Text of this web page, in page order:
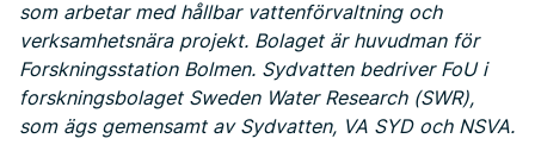
som arbetar med hållbar vattenförvaltning och
verksamhetsnära projekt. Bolaget är huvudman för
Forskningsstation Bolmen. Sydvatten bedriver FoU i
forskningsbolaget Sweden Water Research (SWR),
som ägs gemensamt av Sydvatten, VA SYD och NSVA.